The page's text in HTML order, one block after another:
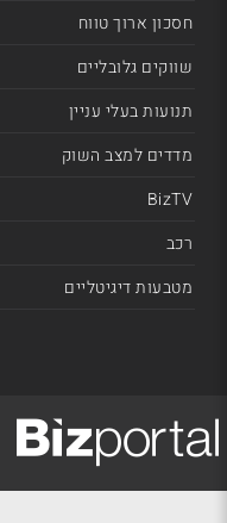
חסכון ארוך טווח
שווקים גלובליים
תנועות בעלי עניין
מדדים למצב השוק
BizTV
רכב
מטבעות דיגיטליים